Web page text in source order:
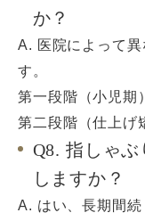
か？
A. 医院によって
す。
第一段階（小児期
第二段階（仕上げ
Q8. 指しゃ
しますか？
A. はい、長期間続